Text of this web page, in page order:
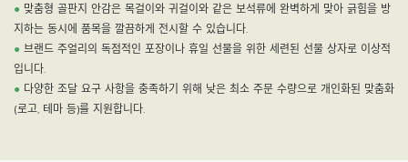
● 맞춤형 골판지 안감은 목걸이와 귀걸이와 같은 보석류에 완벽하게 맞아 긁힘을 방
지하는 동시에 품목을 깔끔하게 전시할 수 있습니다.
● 브랜드 주얼리의 독점적인 포장이나 휴일 선물을 위한 세련된 선물 상자로 이상적
입니다.
● 다양한 조달 요구 사항을 충족하기 위해 낮은 최소 주문 수량으로 개인화된 맞춤화
(로고, 테마 등)를 지원합니다.